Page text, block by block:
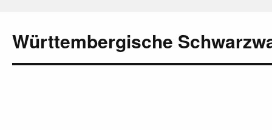
Württembergische